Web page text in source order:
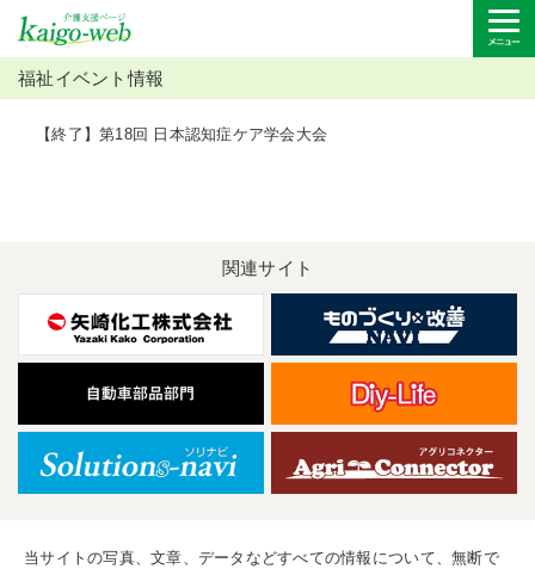
福祉イベント情報
【終了】第18回 日本認知症ケア学会大会
関連サイト
当サイトの写真、文章、データなどすべての情報について、無断で